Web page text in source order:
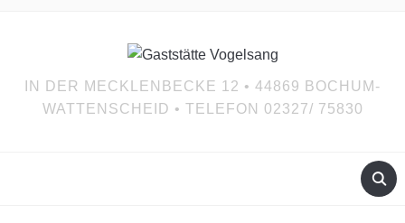
IN DER MECKLENBECKE 12 • 44869 BOCHUM-
WATTENSCHEID • TELEFON 02327/ 75830